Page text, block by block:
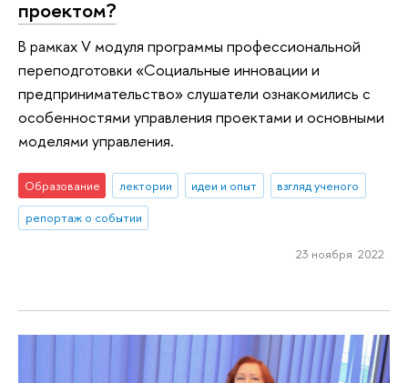
проектом?
В рамках V модуля программы профессиональной
переподготовки «Социальные инновации и
предпринимательство» слушатели ознакомились с
особенностями управления проектами и основными
моделями управления.
Образование лектории идеи и опыт
взгляд ученого
репортаж о событии
23 ноября 2022